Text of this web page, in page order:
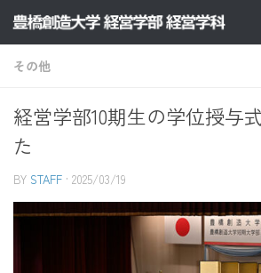
コンテンツへスキップ
その他
経営学部10期生の学位授与
た
BY STAFF · 2025/03/19